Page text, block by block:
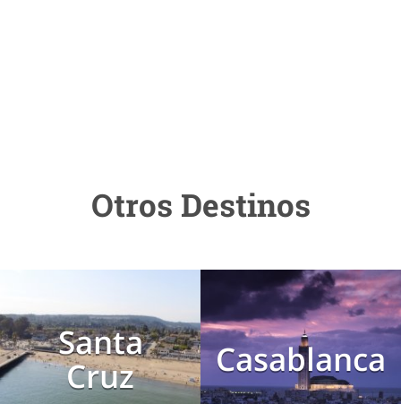
Otros Destinos
Santa
Cruz
Casablanca